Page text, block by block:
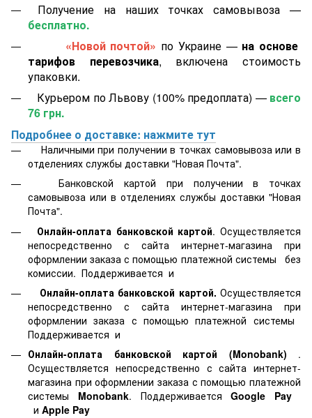
Получение на наших точках самовывоза —
бесплатно.
«Новой почтой» по Украине — на основе
тарифов перевозчика, включена стоимость
упаковки.
Курьером по Львову (100% предоплата) — всего
76 грн.
Подробнее о доставке: нажмите тут
Наличными при получении в точках самовывоза или в
отделениях службы доставки "Новая Почта".
Банковской картой при получении в точках
самовывоза или в отделениях службы доставки "Новая
Почта".
Онлайн-оплата банковской картой. Осуществляется
непосредственно с сайта интернет-магазина при
оформлении заказа с помощью платежной системы
без
комиссии. Поддерживается и
Онлайн-оплата банковской картой. Осуществляется
непосредственно с сайта интернет-магазина при
оформлении заказа с помощью платежной системы
Поддерживается и
Онлайн-оплата банковской картой
(Monobank) .
Осуществляется непосредственно с сайта интернет-
магазина при оформлении заказа с помощью платежной
системы Monobank. ПоддерживаетсяGoogle Pay
и Apple Pay